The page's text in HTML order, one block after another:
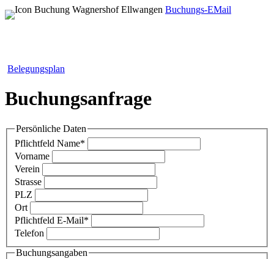
Buchungs-EMail
Belegungsplan
Buchungsanfrage
Persönliche Daten
Pflichtfeld Name*
Vorname
Verein
Strasse
PLZ
Ort
Pflichtfeld E-Mail*
Telefon
Buchungsangaben